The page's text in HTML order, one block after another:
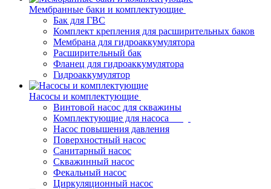
Мембранные баки и комплектующие
Бак для ГВС
Комплект крепления для расширительных баков
Мембрана для гидроаккумулятора
Расширительный бак
Фланец для гидроаккумулятора
Гидроаккумулятор
Насосы и комплектующие
Винтовой насос для скважины
Комплектующие для насоса
Насос повышения давления
Поверхностный насос
Санитарный насос
Скважинный насос
Фекальный насос
Циркуляционный насос